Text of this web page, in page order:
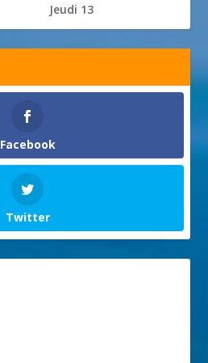
Jeudi 13
Facebook
Twitter